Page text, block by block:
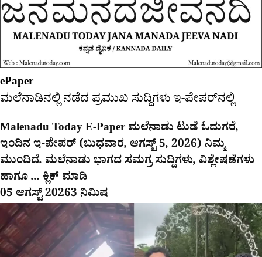
ePaper
ಮಲೆನಾಡಿನಲ್ಲಿ ನಡೆದ ಪ್ರಮುಖ ಸುದ್ದಿಗಳು ಇ-ಪೇಪರ್​​​​ನಲ್ಲಿ
Malenadu Today E-Paper ಮಲೆನಾಡು ಟುಡೆ ಓದುಗರೆ,
ಇಂದಿನ ಇ-ಪೇಪರ್ (ಬುಧವಾರ, ಆಗಸ್ಟ್ 5, 2026) ನಿಮ್ಮ
ಮುಂದಿದೆ. ಮಲೆನಾಡು ಭಾಗದ ಸಮಗ್ರ ಸುದ್ದಿಗಳು, ವಿಶ್ಲೇಷಣೆಗಳು
ಹಾಗೂ ... ಕ್ಲಿಕ್ ಮಾಡಿ
05 ಆಗಸ್ಟ್ 20263 ನಿಮಿಷ